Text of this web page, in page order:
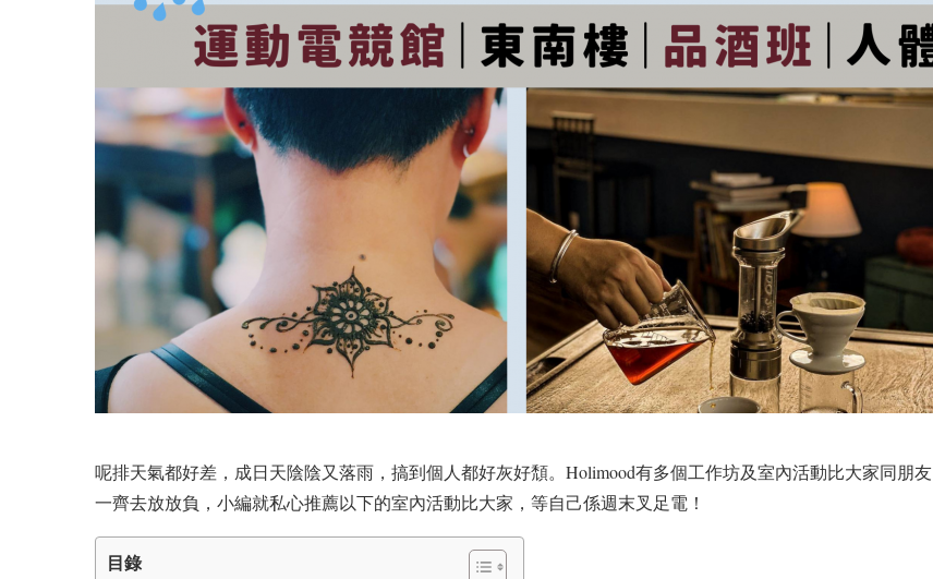
呢排天氣都好差，成日天陰陰又落雨，搞到個人都好灰好頹。Holimood有多個工作坊及室內活動比大家同朋友
一齊去放放負，小編就私心推薦以下的室內活動比大家，等自己係週末叉足電！
目錄